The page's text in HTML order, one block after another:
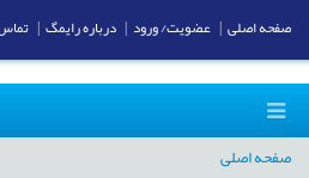
صفحه اصلی
صفحه اصلی عضویت/ ورود درباره رایمگ تماس